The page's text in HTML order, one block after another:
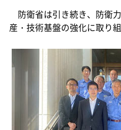
防衛省は引き続き、防衛
産・技術基盤の強化に取り